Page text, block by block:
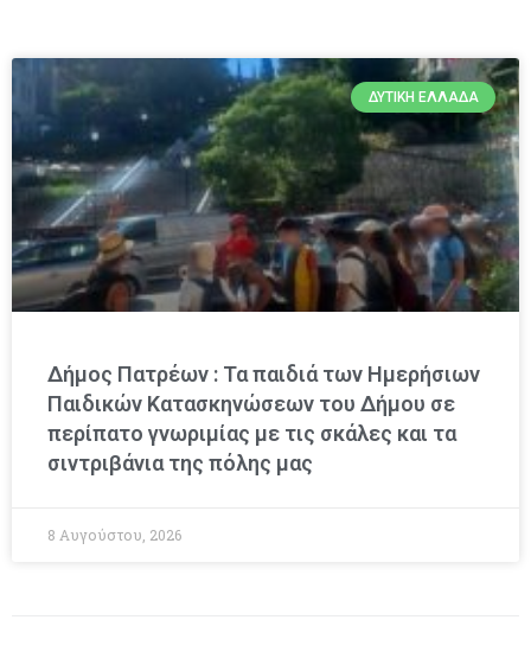
ΔΥΤΙΚΉ ΕΛΛΆΔΑ
Δήμος Πατρέων : Τα παιδιά των Ημερήσιων
Παιδικών Κατασκηνώσεων του Δήμου σε
περίπατο γνωριμίας με τις σκάλες και τα
σιντριβάνια της πόλης μας
8 Αυγούστου, 2026